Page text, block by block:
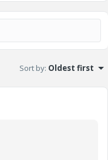
Sort by: Oldest first